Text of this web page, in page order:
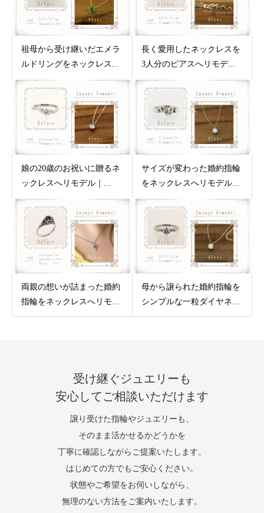
祖母から受け継いだエメラ
ルドリングをネックレス...
長く愛用したネックレスを
3人分のピアスへリモデ...
娘の20歳のお祝いに贈るネ
ックレスへリモデル｜...
サイズが変わった婚約指輪
をネックレスへリモデル...
両親の想いが詰まった婚約
指輪をネックレスへリモ...
母から譲られた婚約指輪を
シンプルな一粒ダイヤネ...
受け継ぐジュエリーも
安心してご相談いただけます
譲り受けた指輪やジュエリーも、
そのまま活かせるかどうかを
丁寧に確認しながらご提案いたします。
はじめての方でもご安心ください。
状態やご希望をお伺いしながら、
無理のない方法をご案内いたします。